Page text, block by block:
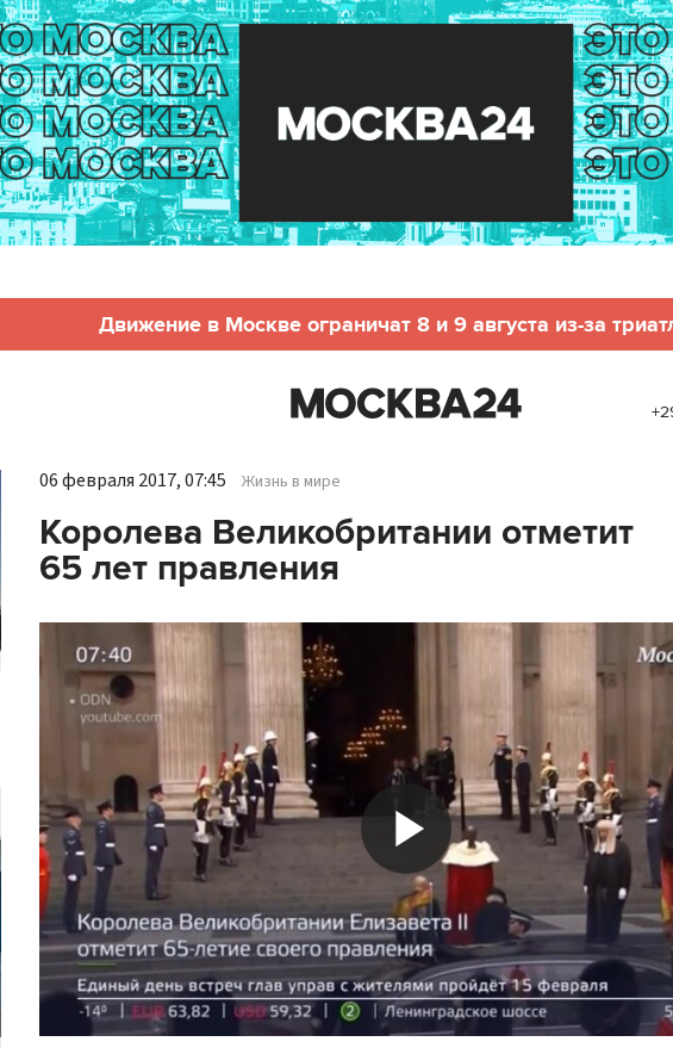
Движение в Москве ограничат 8 и 9 августа из-за
06 февраля 2017, 07:45 Жизнь в мире
Королева Великобритании отметит
65 лет правления
Play
Video